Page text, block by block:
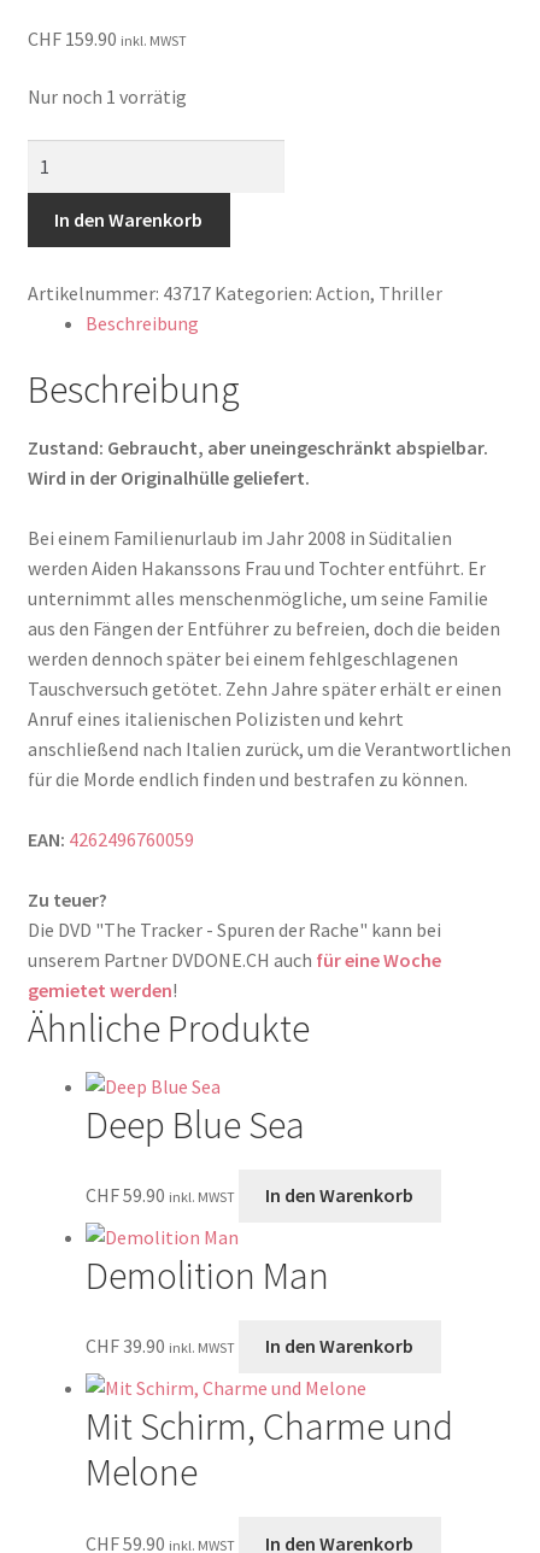
CHF159.90 inkl. MWST
Nur noch 1 vorrätig
Spuren
Rache
Menge
In den Warenkorb
Artikelnummer: 43717 Kategorien: Action, Thriller
Beschreibung
Beschreibung
Zustand: Gebraucht, aber uneingeschränkt abspielbar.
Wird in der Originalhülle geliefert.
Bei einem Familienurlaub im Jahr 2008 in Süditalien
werden Aiden Hakanssons Frau und Tochter entführt. Er
unternimmt alles menschenmögliche, um seine Familie
aus den Fängen der Entführer zu befreien, doch die beiden
werden dennoch später bei einem fehlgeschlagenen
Tauschversuch getötet. Zehn Jahre später erhält er einen
Anruf eines italienischen Polizisten und kehrt
anschließend nach Italien zurück, um die Verantwortlichen
für die Morde endlich finden und bestrafen zu können.
EAN: 4262496760059
Zu teuer?
Die DVD "The Tracker - Spuren der Rache" kann bei
unserem Partner DVDONE.CH auch für eine Woche
gemietet werden!
Ähnliche Produkte
Deep Blue Sea
CHF59.90 inkl. MWST In den Warenkorb
Demolition Man
CHF39.90 inkl. MWST In den Warenkorb
Mit Schirm, Charme und
Melone
CHF59.90 inkl. MWST In den Warenkorb